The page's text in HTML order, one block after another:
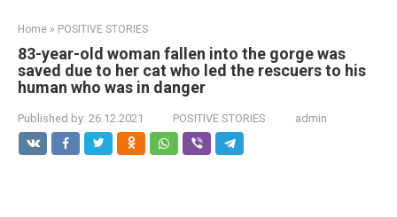
Home » POSITIVE STORIES
83-year-old woman fallen into the gorge was
saved due to her cat who led the rescuers to his
human who was in danger
Published by: 26.12.2021 POSITIVE STORIES admin